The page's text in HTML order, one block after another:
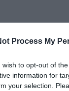
Process My
wish to opt-out of
information for
your selection.